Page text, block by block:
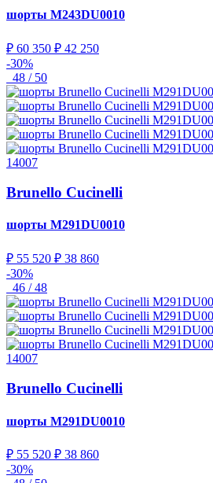
шорты M243DU0010
₽ 60 350 ₽ 42 250
-30%
48 / 50
14007
Brunello Cucinelli
шорты M291DU0010
₽ 55 520 ₽ 38 860
-30%
46 / 48
14007
Brunello Cucinelli
шорты M291DU0010
₽ 55 520 ₽ 38 860
-30%